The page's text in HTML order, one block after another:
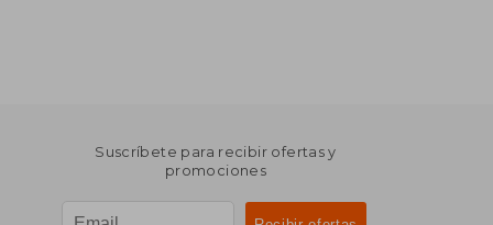
Suscríbete para recibir ofertas y
promociones